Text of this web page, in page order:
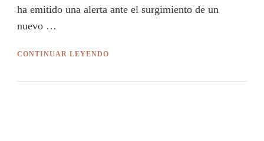
ha emitido una alerta ante el surgimiento de un
nuevo …
CONTINUAR LEYENDO